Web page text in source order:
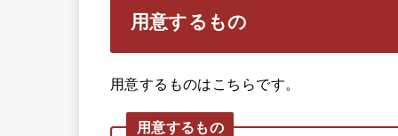
用意するもの
用意するものはこちらです。
用意するもの